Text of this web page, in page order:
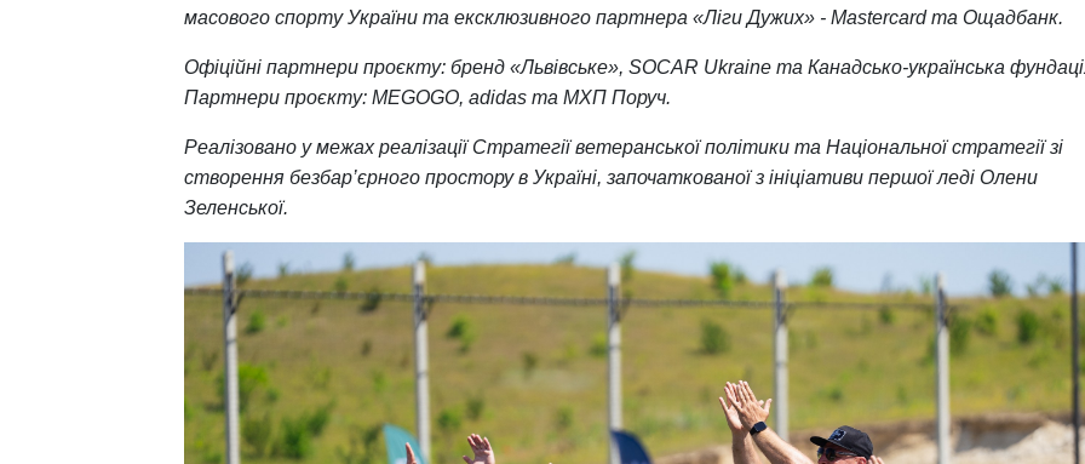
масового спорту України та ексклюзивного партнера «Ліги Дужих» - Mastercard та Ощадбанк.
Офіційні партнери проєкту: бренд «Львівське», SOCAR Ukraine та Канадсько-українська
Партнери проєкту: MEGOGO, adidas та МХП Поруч.
Реалізовано у межах реалізації Стратегії ветеранської політики та Національної стратегії зі
створення безбар’єрного простору в Україні, започаткованої з ініціативи першої леді Олени
Зеленської.